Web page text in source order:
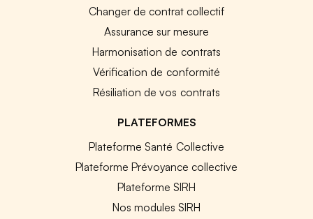
Changer de contrat collectif
Assurance sur mesure
Harmonisation de contrats
Vérification de conformité
Résiliation de vos contrats
PLATEFORMES
Plateforme Santé Collective
Plateforme Prévoyance collective
Plateforme SIRH
Nos modules SIRH